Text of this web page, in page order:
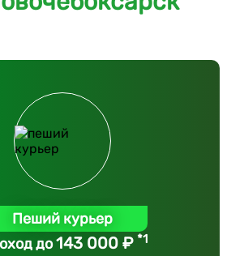
Пеший курьер
до143 000 ₽ *1